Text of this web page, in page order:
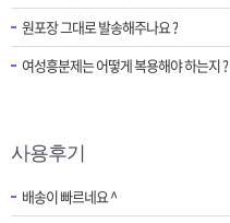
원포장 그대로 발송해주나요 ?
여성흥분제는 어떻게 복용해야 하는지 ?
사용후기
배송이 빠르네요 ^